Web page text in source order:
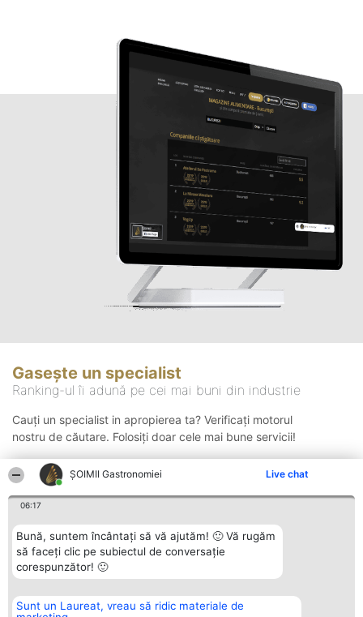
ȘOIMII Gastronomiei Live chat
06:17
Bună, suntem încântați să vă ajutăm! 🙂 Vă rugăm
să faceți clic pe subiectul de conversație
corespunzător! 🙂
Sunt un Laureat, vreau să ridic materiale de
Gasește un specialist
Ranking-ul îi adună pe cei mai buni din industrie
Cauți un specialist in apropierea ta? Verificați motorul
nostru de căutare. Folosiți doar cele mai bune servicii!
Organizator Ranking Plebiscyt Contact